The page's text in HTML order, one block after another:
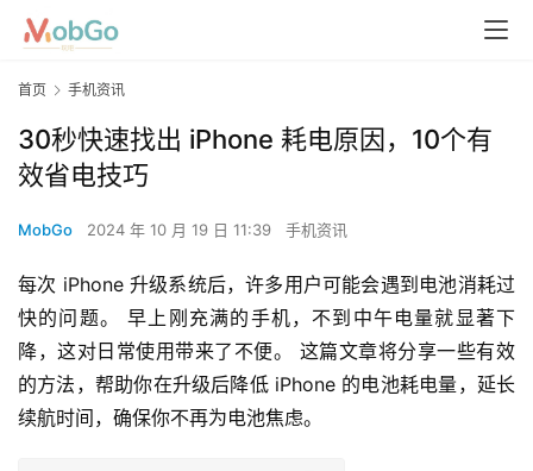
首页 手机资讯
30秒快速找出 iPhone 耗电原因，10个有
效省电技巧
MobGo 2024 年 10 月 19 日 11:39 手机资讯
每次 iPhone 升级系统后，许多用户可能会遇到电池消耗过
快的问题。 早上刚充满的手机，不到中午电量就显著下
降，这对日常使用带来了不便。 这篇文章将分享一些有效
的方法，帮助你在升级后降低 iPhone 的电池耗电量，延长
续航时间，确保你不再为电池焦虑。